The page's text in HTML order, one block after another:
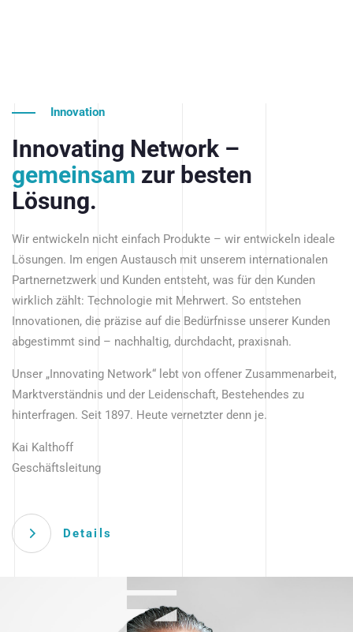
Innovation
Innovating Network –
gemeinsam zur besten
Lösung.
Wir entwickeln nicht einfach Produkte – wir entwickeln ideale
Lösungen. Im engen Austausch mit unserem internationalen
Partnernetzwerk und Kunden entsteht, was für den Kunden
wirklich zählt: Technologie mit Mehrwert. So entstehen
Innovationen, die präzise auf die Bedürfnisse unserer Kunden
abgestimmt sind – nachhaltig, durchdacht, praxisnah.
Unser „Innovating Network“ lebt von offener Zusammenarbeit,
Marktverständnis und der Leidenschaft, Bestehendes zu
hinterfragen. Seit 1897. Heute vernetzter denn je.
Kai Kalthoff
Geschäftsleitung
Details